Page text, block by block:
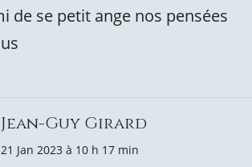
de se petit ange nos pensées
Jean-Guy Girard
21 Jan 2023 à 10 h 17 min